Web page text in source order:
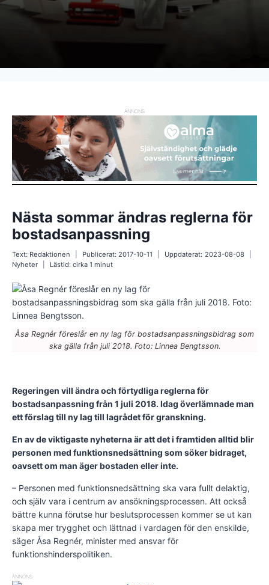
ANNONS
Nästa sommar ändras reglerna för
bostadsanpassning
Text: Redaktionen Publicerat: 2017-10-11 Uppdaterat: 2023-08-08
Nyheter
Lästid: cirka 1 minut
Åsa Regnér föreslår en ny lag för bostadsanpassningsbidrag som
ska gälla från juli 2018. Foto: Linnea Bengtsson.
Regeringen vill ändra och förtydliga reglerna för
bostadsanpassning från 1 juli 2018. Idag överlämnade man
ett förslag till ny lag till lagrådet för granskning.
En av de viktigaste nyheterna är att det i framtiden alltid blir
personen med funktionsnedsättning som söker bidraget,
oavsett om man äger bostaden eller inte.
– Personen med funktionsnedsättning ska vara fullt delaktig,
och själv vara i centrum av ansökningsprocessen. Att också
bättre kunna förutse hur beslutsprocessen kommer se ut kan
skapa mer trygghet och lättnad i vardagen för den enskilde,
säger Åsa Regnér, minister med ansvar för
funktionshinderspolitiken.
ANNONS